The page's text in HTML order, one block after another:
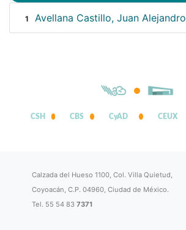
1 Avellana Castillo, Juan Alejandro
CSH CBS CyAD CEUX
Calzada del Hueso 1100, Col. Villa Quietud,
Coyoacán, C.P. 04960, Ciudad de México.
Tel. 55 54 837371